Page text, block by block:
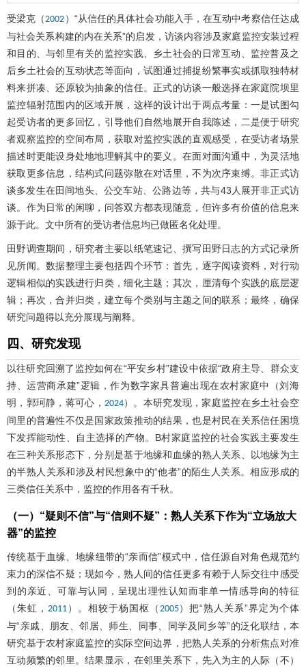
受梁克（2002 ）“从信任的具体社会功能入手，在互动中考察信任达成
与社会关系构建的内在关系”的启发，访谈内容涉及家庭监控安装过程
和目的、与邻里有关的监控实践、乡土社会的日常互动、监控普及之
后乡土社会的互动状态等面向，试图通过捕捉纷繁事实或抓取独特材
料来拼凑、还原较为抽象的信任。正式的访谈一般选择在家庭院坝里
监控辐射范围内的区域开展，这样的设计出于两点考量：一是试图勾
起受访者的更多回忆，引导他们自然地展开自我陈述，二是便于研究
者观察监控的空间布局，获取对监控实践的直观感受，在受访者场景
描述时更能设身处地地理解其中的要义。在面对面沟通中，为灵活地
获取更多信息，结构式问题弥散在对话里，不为次序束缚。非正式访
谈多发生在田间地头、公交车站、公路边等，共与43人展开非正式访
谈。作为日常的闲聊，问答双方都表现随意，但许多有价值的信息来
源于此。文中所有的受访者信息均已做匿名化处理。
田野调查期间，研究者主要以纸笔速记、撰写田野日志的方式记录所
见所闻。数据整理主要包括四个环节：首先，逐字阅读资料，对行动
逻辑相似的实践进行归类，细化主题；其次，厘清每个实践的底层逻
辑；再次，合并归类，建立每个类别与主题之间的联系；最终，确保
研究问题得以充分展现与阐释。
四、研究发现
以往研究回溯了监控如何在“平安乡村”建设中依据“政府主导、群众支
持、运营商承建”逻辑，作为数字家具普遍出现在农村家庭中（刘海
明，郭珂静，蒋可心， 2024）。本研究发现，家庭监控在乡土社会空
间里的普遍性不仅是国家政策推动的结果，也是村民在关系信任困境
下发挥能动性、自主选择的产物。B村家庭监控的社会实践主要发生
在三种关系形态下，分别是基于地缘和血缘的熟人关系、以地缘为主
的半熟人关系和涉及村民想象中的“他者”的陌生人关系。相应形成的
三类信任关系中，监控的作用各有千秋。
（一）“疑则不信”与“信则不疑”：熟人关系下作为“立场放大
器”的监控
传统基于血缘、地缘纽带的“亲而信”模式中，信任源自对角色规范约
束力的深信不疑；现如今，熟人间的信任更多有赖于人际交往中感受
到的亲近、可靠与认同，呈现出理性认知而非单一情感导向的特征
（朱虹， 2011）。相较于杨国枢（ 2005）把“熟人关系”界定为个体
与“亲戚、朋友、邻居、师生、同事、同学及同乡等”的泛化联结，本
研究基于农村家庭监控的实际空间边界，把熟人关系的分析焦点对准
互动频繁的邻里。结果显示，在邻里关系下，先入为主的人际（不）